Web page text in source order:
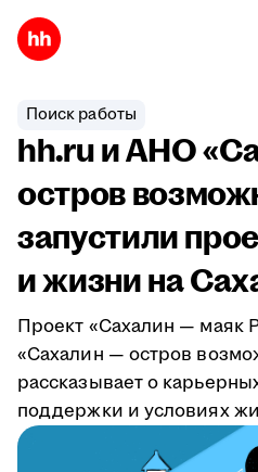
Поиск работы
hh.ru и АНО
остров
запустили
и жизни на
Проект «Сахалин — маяк
«Сахалин — остров
рассказывает о
поддержки и условиях